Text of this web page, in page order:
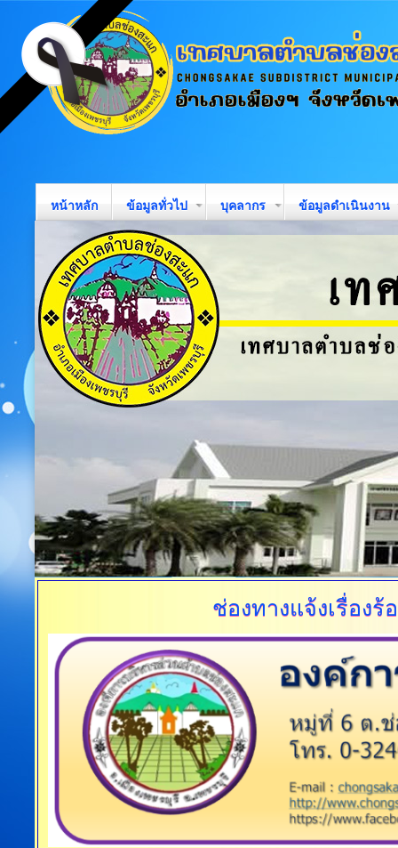
หน้าหลัก ข้อมูลทั่วไป บุคลากร ข้อมูลดำเนินงาน
ช่องทางแจ้งเรื่องร้